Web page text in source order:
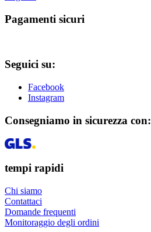
Pagamenti sicuri
Seguici su:
Facebook
Instagram
Consegniamo in sicurezza con:
tempi rapidi
Chi siamo
Contattaci
Domande frequenti
Monitoraggio degli ordini